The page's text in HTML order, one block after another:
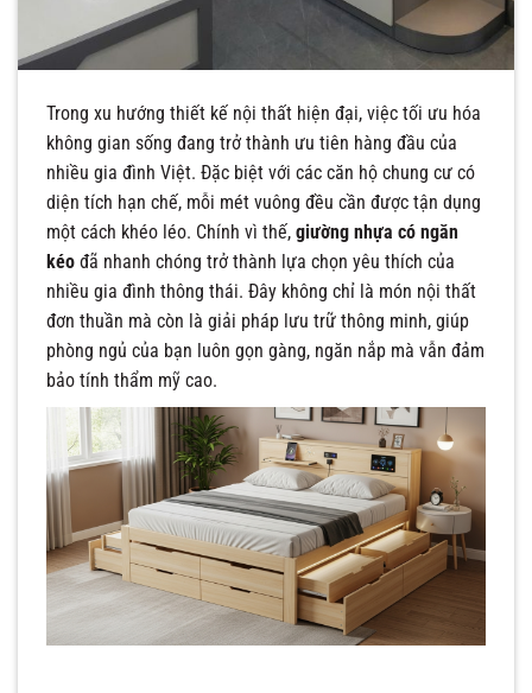
Trong xu hướng thiết kế nội thất hiện đại, việc tối ưu hóa
không gian sống đang trở thành ưu tiên hàng đầu của
nhiều gia đình Việt. Đặc biệt với các căn hộ chung cư có
diện tích hạn chế, mỗi mét vuông đều cần được tận dụng
một cách khéo léo. Chính vì thế, giường nhựa có ngăn
kéo đã nhanh chóng trở thành lựa chọn yêu thích của
nhiều gia đình thông thái. Đây không chỉ là món nội thất
đơn thuần mà còn là giải pháp lưu trữ thông minh, giúp
phòng ngủ của bạn luôn gọn gàng, ngăn nắp mà vẫn đảm
bảo tính thẩm mỹ cao.